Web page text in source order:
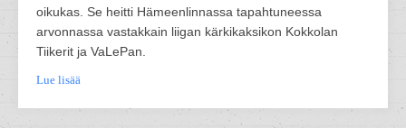
oikukas. Se heitti Hämeenlinnassa tapahtuneessa
arvonnassa vastakkain liigan kärkikaksikon Kokkolan
Tiikerit ja VaLePan.
Lue lisää